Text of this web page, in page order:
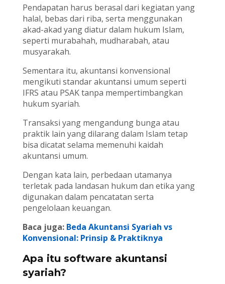
Pendapatan harus berasal dari kegiatan yang
halal, bebas dari riba, serta menggunakan
akad-akad yang diatur dalam hukum Islam,
seperti murabahah, mudharabah, atau
musyarakah.
Sementara itu, akuntansi konvensional
mengikuti standar akuntansi umum seperti
IFRS atau PSAK tanpa mempertimbangkan
hukum syariah.
Transaksi yang mengandung bunga atau
praktik lain yang dilarang dalam Islam tetap
bisa dicatat selama memenuhi kaidah
akuntansi umum.
Dengan kata lain, perbedaan utamanya
terletak pada landasan hukum dan etika yang
digunakan dalam pencatatan serta
pengelolaan keuangan.
Baca juga: Beda Akuntansi Syariah vs
Konvensional: Prinsip & Praktiknya
Apa itu software akuntansi
syariah?